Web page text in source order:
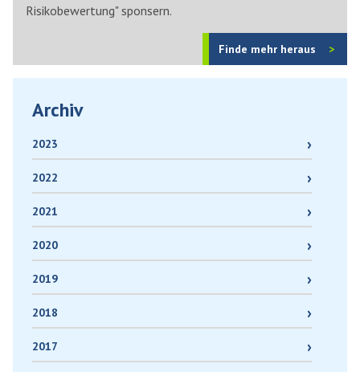
Risikobewertung" sponsern.
Finde mehr heraus
Archiv
2023
2022
2021
2020
2019
2018
2017